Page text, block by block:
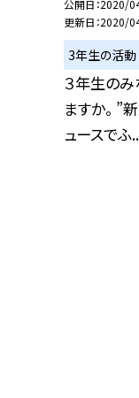
公開日 2020/
更新日 2020/
3年生の活動
３年生のみ
ますか。 ”
ュースでふ